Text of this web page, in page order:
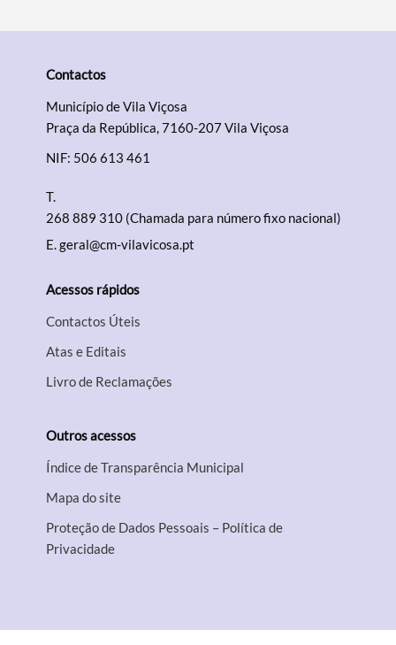
Contactos
Município de Vila Viçosa
Praça da República, 7160-207 Vila Viçosa
NIF: 506 613 461
T.
268 889 310 (Chamada para número fixo nacional)
E.geral@cm-vilavicosa.pt
Acessos rápidos
Contactos Úteis
Atas e Editais
Livro de Reclamações
Outros acessos
Índice de Transparência Municipal
Mapa do site
Proteção de Dados Pessoais – Política de
Privacidade